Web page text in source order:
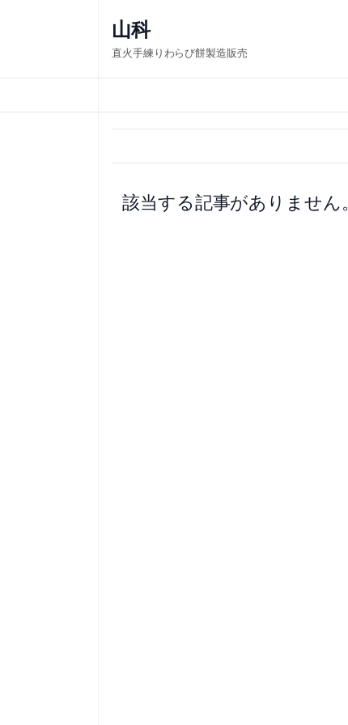
ス
キ
山科
直火手練りわらび餅製造販売
該当する記事がありません。